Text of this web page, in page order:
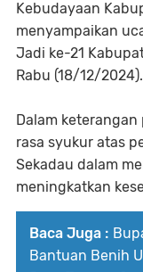
Kebudayaan
menyampaikan
Jadi ke-21
Rabu (18/12/2024).
Dalam
rasa syukur atas
Sekadau dalam
meningkatkan
Baca Juga :
Bantuan Benih